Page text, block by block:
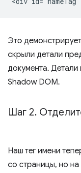
Это
скрыли детали
документа. Детали
Shadow DOM.
Шаг 2.
Наш тег имени
со страницы, но